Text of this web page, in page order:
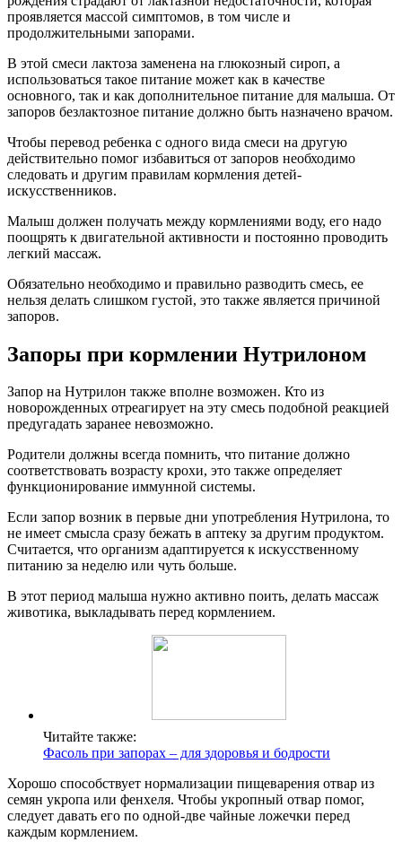
проявляется массой симптомов, в том числе и
продолжительными запорами.
В этой смеси лактоза заменена на глюкозный сироп, а
использоваться такое питание может как в качестве
основного, так и как дополнительное питание для малыша. От
запоров безлактозное питание должно быть назначено врачом.
Чтобы перевод ребенка с одного вида смеси на другую
действительно помог избавиться от запоров необходимо
следовать и другим правилам кормления детей-
искусственников.
Малыш должен получать между кормлениями воду, его надо
поощрять к двигательной активности и постоянно проводить
легкий массаж.
Обязательно необходимо и правильно разводить смесь, ее
нельзя делать слишком густой, это также является причиной
запоров.
Запоры при кормлении Нутрилоном
Запор на Нутрилон также вполне возможен. Кто из
новорожденных отреагирует на эту смесь подобной реакцией
предугадать заранее невозможно.
Родители должны всегда помнить, что питание должно
соответствовать возрасту крохи, это также определяет
функционирование иммунной системы.
Если запор возник в первые дни употребления Нутрилона, то
не имеет смысла сразу бежать в аптеку за другим продуктом.
Считается, что организм адаптируется к искусственному
питанию за неделю или чуть больше.
В этот период малыша нужно активно поить, делать массаж
животика, выкладывать перед кормлением.
Читайте также:
Фасоль при запорах – для здоровья и бодрости
Хорошо способствует нормализации пищеварения отвар из
семян укропа или фенхеля. Чтобы укропный отвар помог,
следует давать его по одной-две чайные ложечки перед
каждым кормлением.